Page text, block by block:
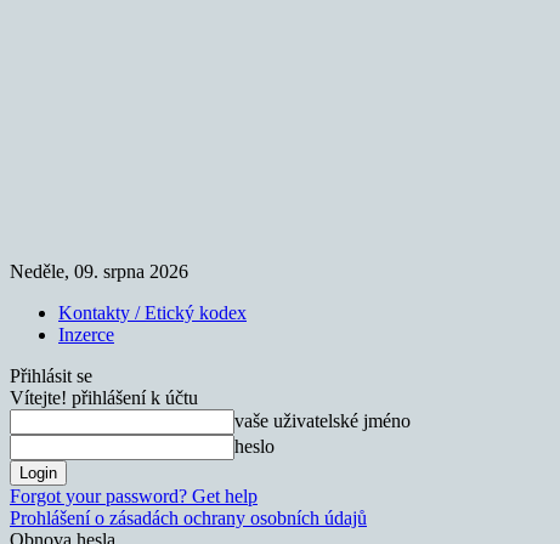
Neděle, 09. srpna 2026
Kontakty / Etický kodex
Inzerce
Přihlásit se
Vítejte! přihlášení k účtu
vaše uživatelské jméno
heslo
Forgot your password? Get help
Prohlášení o zásadách ochrany osobních údajů
Obnova hesla